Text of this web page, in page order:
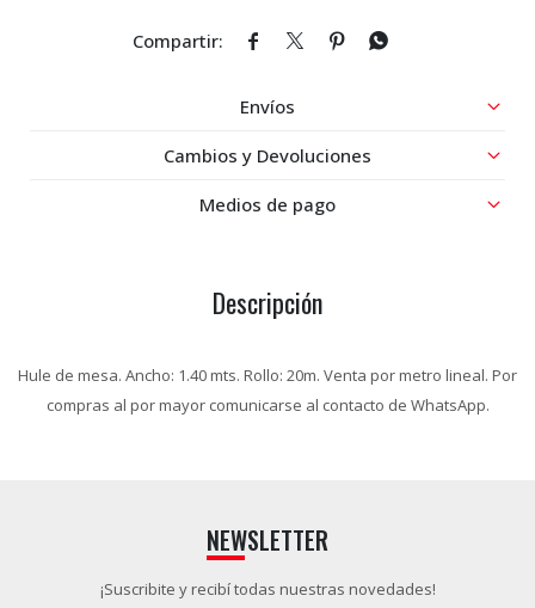
   
Envíos
Cambios y Devoluciones
Medios de pago
Descripción
Hule de mesa. Ancho: 1.40 mts. Rollo: 20m. Venta por metro lineal. Por
compras al por mayor comunicarse al contacto de WhatsApp.
NEWSLETTER
¡Suscribite y recibí todas nuestras novedades!